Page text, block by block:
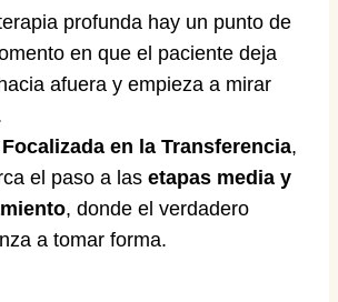
profunda hay un punto de
en que el paciente deja
afuera y empieza a mirar
en la Transferencia,
el paso a las etapas media y
, donde el verdadero
a tomar forma.